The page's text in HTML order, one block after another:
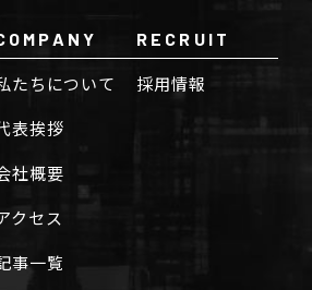
たちについて
表挨拶
社概要
クセス
事一覧
RECRUIT
採用情報